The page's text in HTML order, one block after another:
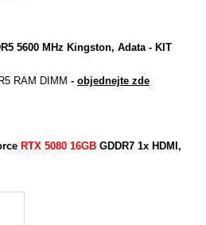
5600 MHz Kingston, Adata - KIT
RAM DIMM - objednejte zde
RTX 5080 16GB GDDR7 1x HDMI,